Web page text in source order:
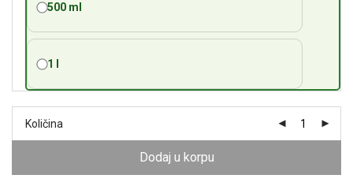
500 ml
1 l
Količina
Dodaj u korpu